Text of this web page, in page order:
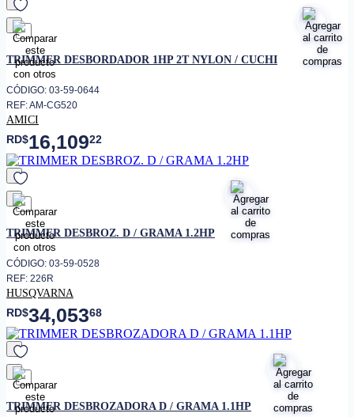
favorito
TRIMMER DESBORDADOR 1HP 2T NYLON / CUCHI
CÓDIGO: 03-59-0644
REF: AM-CG520
AMICI
RD$16,10922
favorito
TRIMMER DESBROZ. D / GRAMA 1.2HP
CÓDIGO: 03-59-0528
REF: 226R
HUSQVARNA
RD$34,05368
favorito
TRIMMER DESBROZADORA D / GRAMA 1.1HP